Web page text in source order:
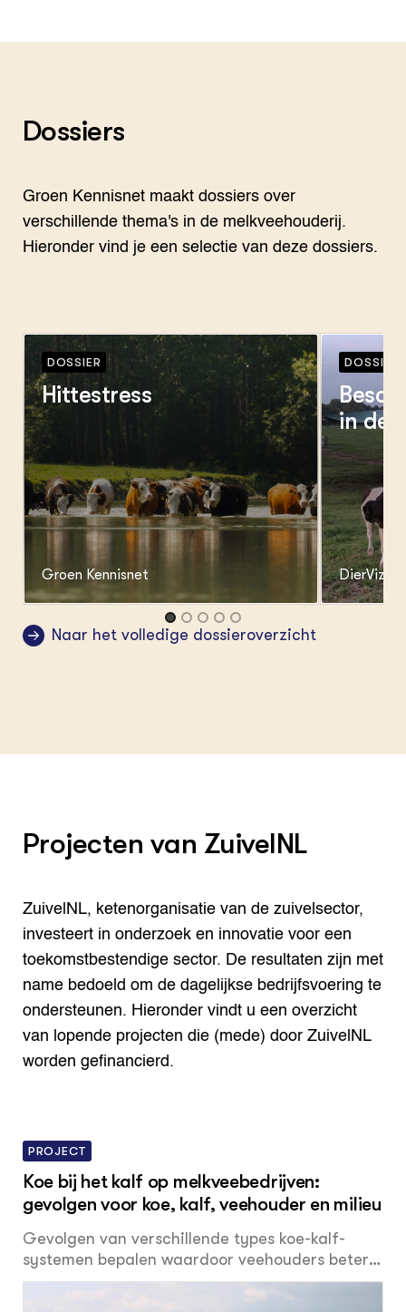
Dossiers
Groen Kennisnet maakt dossiers over
verschillende thema's in de melkveehouderij.
Hieronder vind je een selectie van deze dossiers.
DOSSIER
Hittestress
Groen Kennisnet
DOSSIER
in de
DierVizier
1
of
Naar het volledige dossieroverzicht
Projecten van ZuivelNL
ZuivelNL, ketenorganisatie van de zuivelsector,
investeert in onderzoek en innovatie voor een
toekomstbestendige sector. De resultaten zijn met
name bedoeld om de dagelijkse bedrijfsvoering te
ondersteunen. Hieronder vindt u een overzicht
van lopende projecten die (mede) door ZuivelNL
worden gefinancierd.
PROJECT
Koe bij het kalf op melkveebedrijven:
gevolgen voor koe, kalf, veehouder en milieu
Gevolgen van verschillende types koe-kalf-
systemen bepalen waardoor veehouders beter
onderbouwde beslissingen kunnen nemen voor
de overgang naar deze systemen. De interesse,